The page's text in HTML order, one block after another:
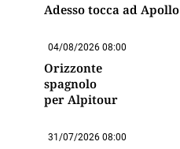
Adesso tocca ad Apollo
04/08/2026 08:00
Orizzonte
spagnolo
per Alpitour
31/07/2026 08:00